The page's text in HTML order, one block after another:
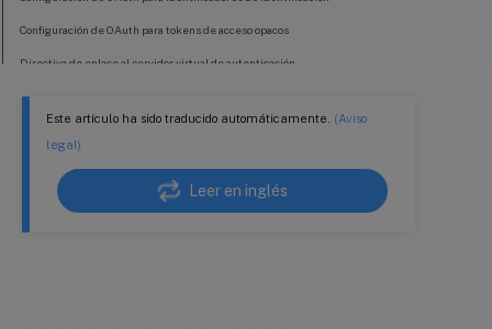
Este artículo ha sido traducido automáticamente. (Aviso
legal)
Leer en inglés
Configuración de OAuth para tokens de acceso opacos
Directiva de enlace al servidor virtual de autenticación
Configuración de seguridad adicional en un dispositivo NetScaler